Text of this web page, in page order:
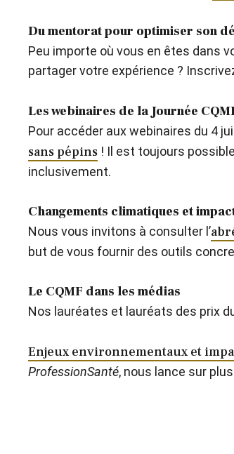
Du mentorat pour optimiser son
Peu importe où vous en êtes dans
partager votre expérience ?
Les webinaires de la Journée
Pour accéder aux webinaires du 4
sans pépins! Il est toujours
inclusivement.
Changements climatiques et
Nous vous invitons à consulter l’
but de vous fournir des outils
Le CQMF dans les médias
Nos lauréates et lauréats des prix
Enjeux environnementaux et
ProfessionSanté, nous lance sur